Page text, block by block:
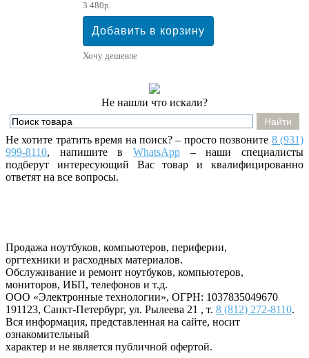
3 480р.
Хочу дешевле
Не нашли что искали?
Не хотите тратить время на поиск? – просто позвоните 8 (931)
999-8110, напишитевWhatsApp – наши специалисты
подберут интересующий Вас товар и квалифицированно
ответят на все вопросы.
Продажа ноутбуков, компьютеров, периферии,
оргтехники и расходных материалов.
Обслуживание и ремонт ноутбуков, компьютеров,
мониторов, ИБП, телефонов и т.д.
ООО «Электронные технологии», ОГРН: 1037835049670
191123, Санкт-Петербург, ул. Рылеева 21 , т. 8 (812) 272-8110.
Вся информация, представленная на сайте, носит
ознакомительный
характер и не является публичной офертой.